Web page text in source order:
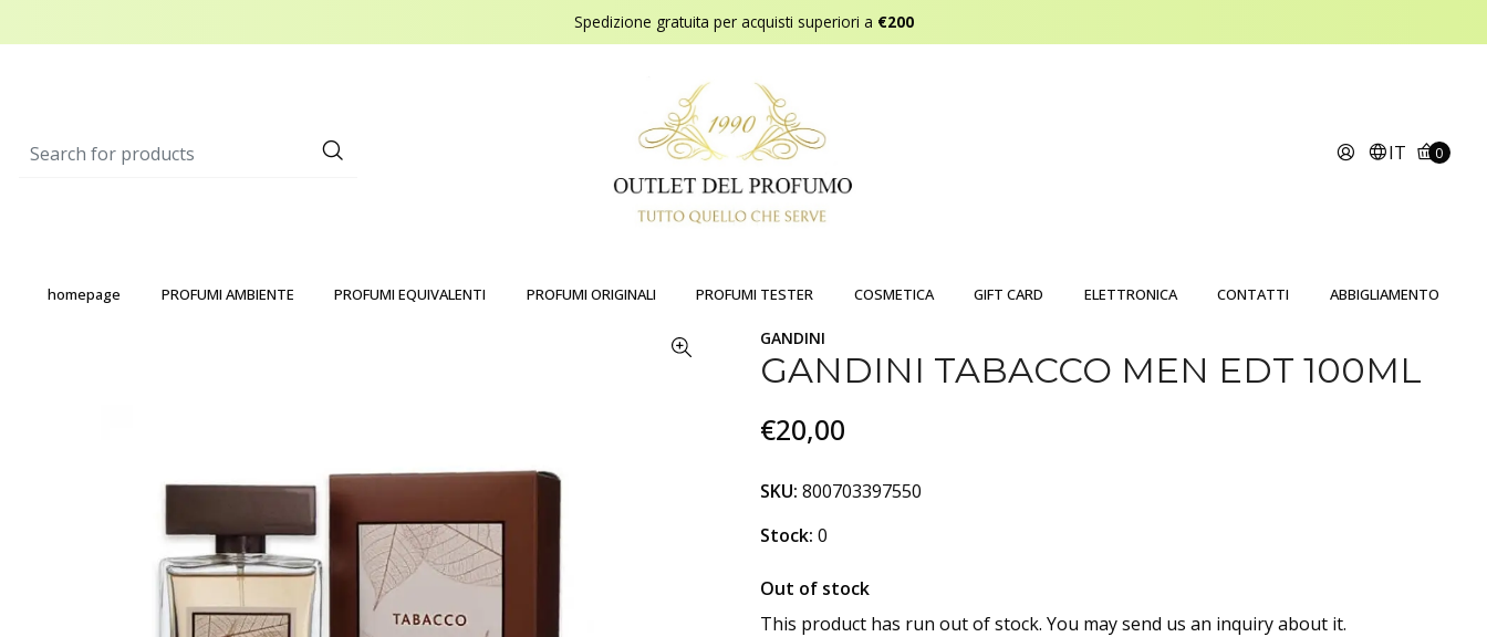
Spedizione gratuita per acquisti superiori a €200
IT 0
homepage PROFUMI AMBIENTE PROFUMI EQUIVALENTI PROFUMI ORIGINALI PROFUMI TESTER COSMETICA GIFT CARD ELETTRONICA CONTATTI ABBIGLIAMENTO
GANDINI
GANDINI TABACCO MEN EDT 100ML
€20,00
SKU: 800703397550
Stock: 0
Out of stock
This product has run out of stock. You may send us an inquiry about it.